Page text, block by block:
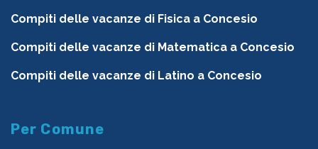
Compiti delle vacanze di Fisica a Concesio
Compiti delle vacanze di Matematica a Concesio
Compiti delle vacanze di Latino a Concesio
Per Comune